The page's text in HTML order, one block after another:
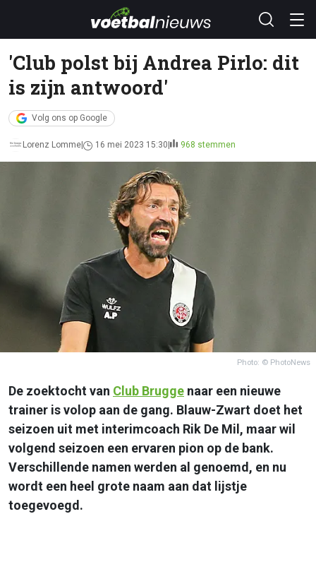
'Club polst bij Andrea Pirlo: dit
is zijn antwoord'
Volg ons op Google
Lorenz Lomme 16 mei 2023 15:30 968 stemmen
Photo: © PhotoNews
De zoektocht van Club Brugge naar een nieuwe
trainer is volop aan de gang. Blauw-Zwart doet het
seizoen uit met interimcoach Rik De Mil, maar wil
volgend seizoen een ervaren pion op de bank.
Verschillende namen werden al genoemd, en nu
wordt een heel grote naam aan dat lijstje
toegevoegd.